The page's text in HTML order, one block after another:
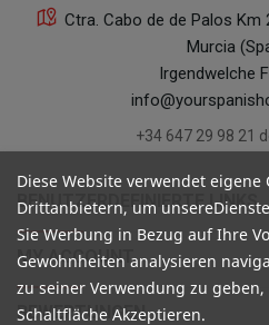
Ctra. Cabo de de Palos Km
Murcia
Irgendwelche
+34 647 29 98 21
BENUTZERDEFINIERTE LINKS
MY ACCOUNT
BEWERTUNGEN
Diese Website verwendet eigene
Drittanbietern, um
Sie Werbung in Bezug auf Ihre
Gewohnheiten analysieren
zu seiner Verwendung zu
Schaltfläche Akzeptieren.